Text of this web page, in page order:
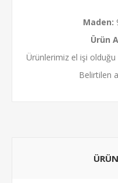
Maden:
Ürün
Ürünlerimiz el işi olduğu
Belirtilen